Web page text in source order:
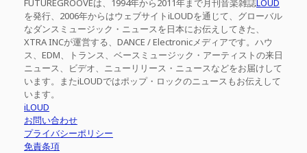
FUTUREGROOVEは、1994年から2011年まで月刊音楽雑誌LOUD
を発行、2006年からはウェブサイトiLOUDを通じて、グローバル
なダンスミュージック・ニュースを日本にお伝えしてきた、
XTRA INCが運営する、DANCE / Electronicメディアです。ハウ
ス、EDM、トランス、ベースミュージック・アーティストの来日
ニュース、ビデオ、ニューリリース・ニュースなどをお届けして
います。またiLOUDではポップ・ロックのニュースもお伝えして
います。
iLOUD
お問い合わせ
プライバシーポリシー
免責条項